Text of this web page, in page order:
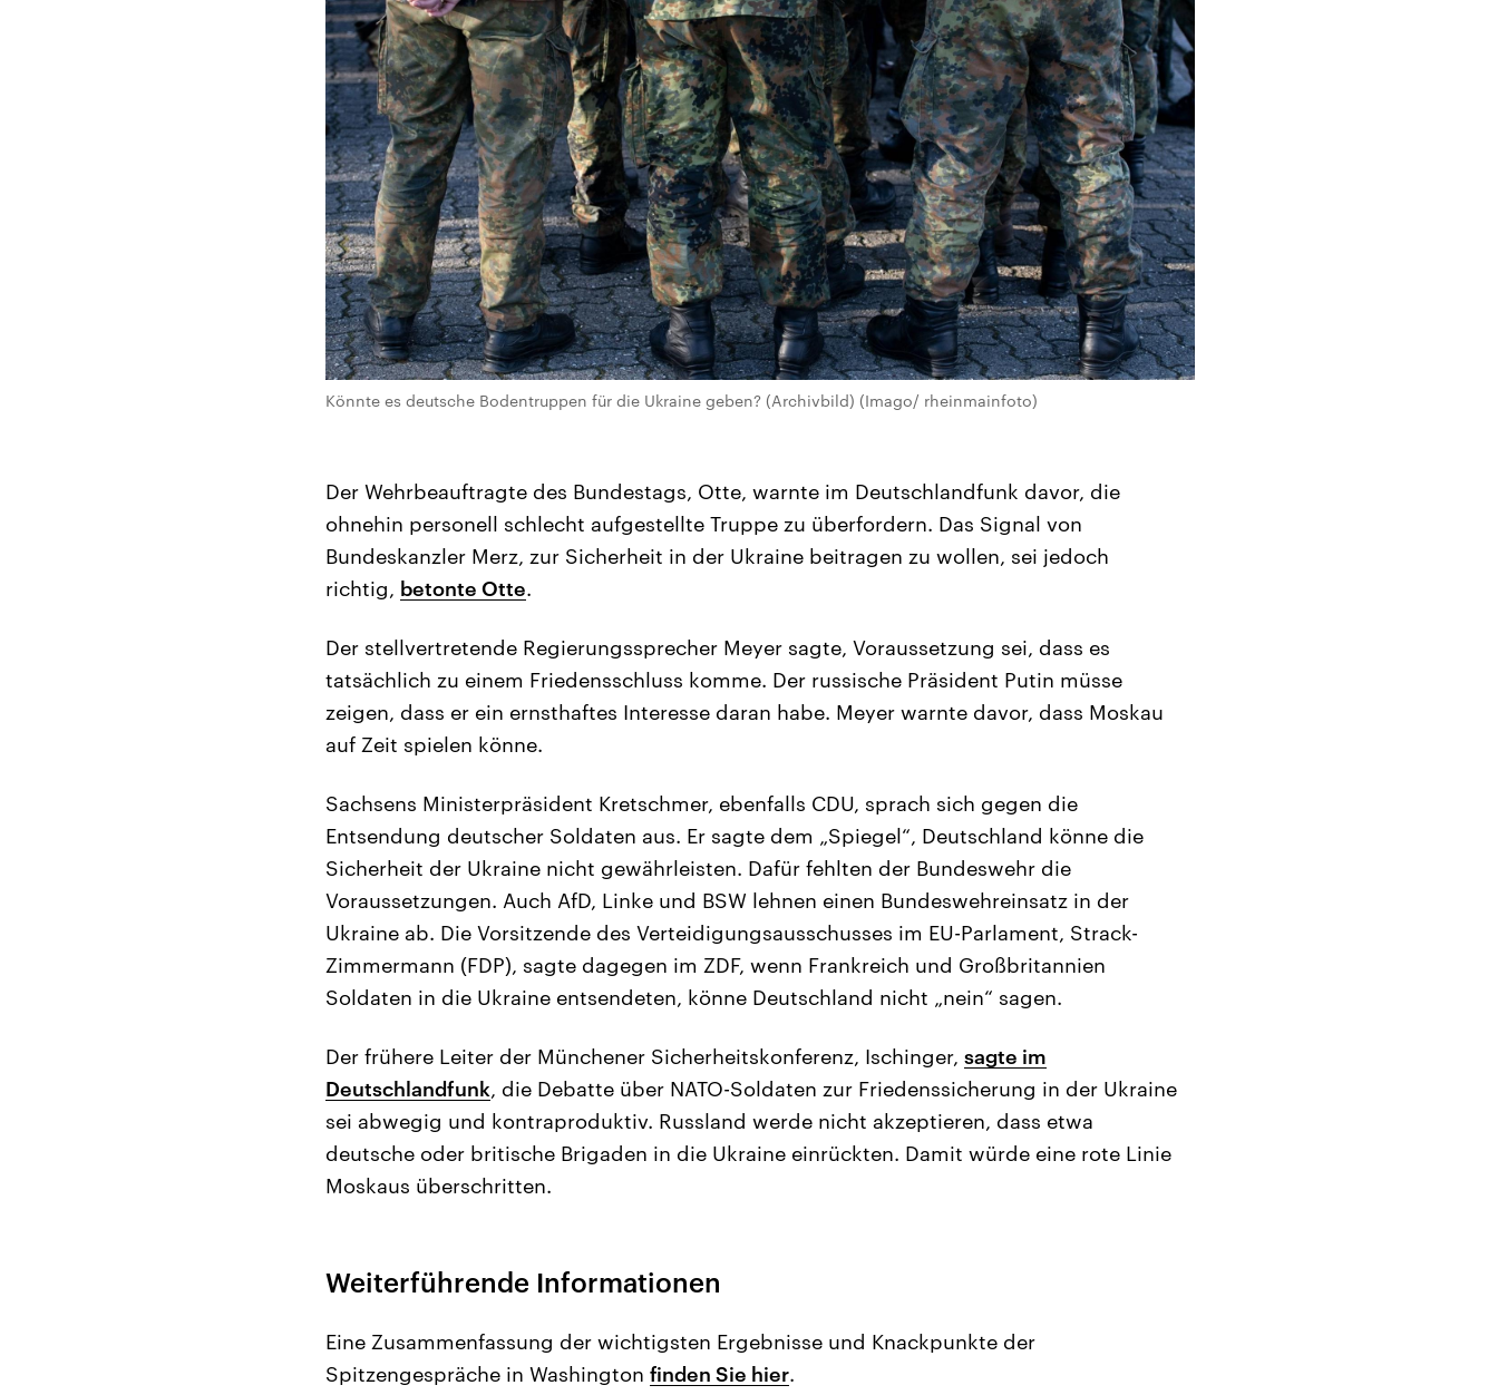
Könnte es deutsche Bodentruppen für die Ukraine geben? (Archivbild) (Imago/ rheinmainfoto)
Der Wehrbeauftragte des Bundestags, Otte, warnte im Deutschlandfunk davor, die
ohnehin personell schlecht aufgestellte Truppe zu überfordern. Das Signal von
Bundeskanzler Merz, zur Sicherheit in der Ukraine beitragen zu wollen, sei jedoch
richtig, betonte Otte.
Der stellvertretende Regierungssprecher Meyer sagte, Voraussetzung sei, dass es
tatsächlich zu einem Friedensschluss komme. Der russische Präsident Putin müsse
zeigen, dass er ein ernsthaftes Interesse daran habe. Meyer warnte davor, dass Moskau
auf Zeit spielen könne.
Sachsens Ministerpräsident Kretschmer, ebenfalls CDU, sprach sich gegen die
Entsendung deutscher Soldaten aus. Er sagte dem „Spiegel“, Deutschland könne die
Sicherheit der Ukraine nicht gewährleisten. Dafür fehlten der Bundeswehr die
Voraussetzungen. Auch AfD, Linke und BSW lehnen einen Bundeswehreinsatz in der
Ukraine ab. Die Vorsitzende des Verteidigungsausschusses im EU-Parlament, Strack-
Zimmermann (FDP), sagte dagegen im ZDF, wenn Frankreich und Großbritannien
Soldaten in die Ukraine entsendeten, könne Deutschland nicht „nein“ sagen.
Der frühere Leiter der Münchener Sicherheitskonferenz, Ischinger, sagte im
Deutschlandfunk, die Debatte über NATO-Soldaten zur Friedenssicherung in der Ukraine
sei abwegig und kontraproduktiv. Russland werde nicht akzeptieren, dass etwa
deutsche oder britische Brigaden in die Ukraine einrückten. Damit würde eine rote Linie
Moskaus überschritten.
Weiterführende Informationen
Eine Zusammenfassung der wichtigsten Ergebnisse und Knackpunkte der
Spitzengespräche in Washington finden Sie hier.